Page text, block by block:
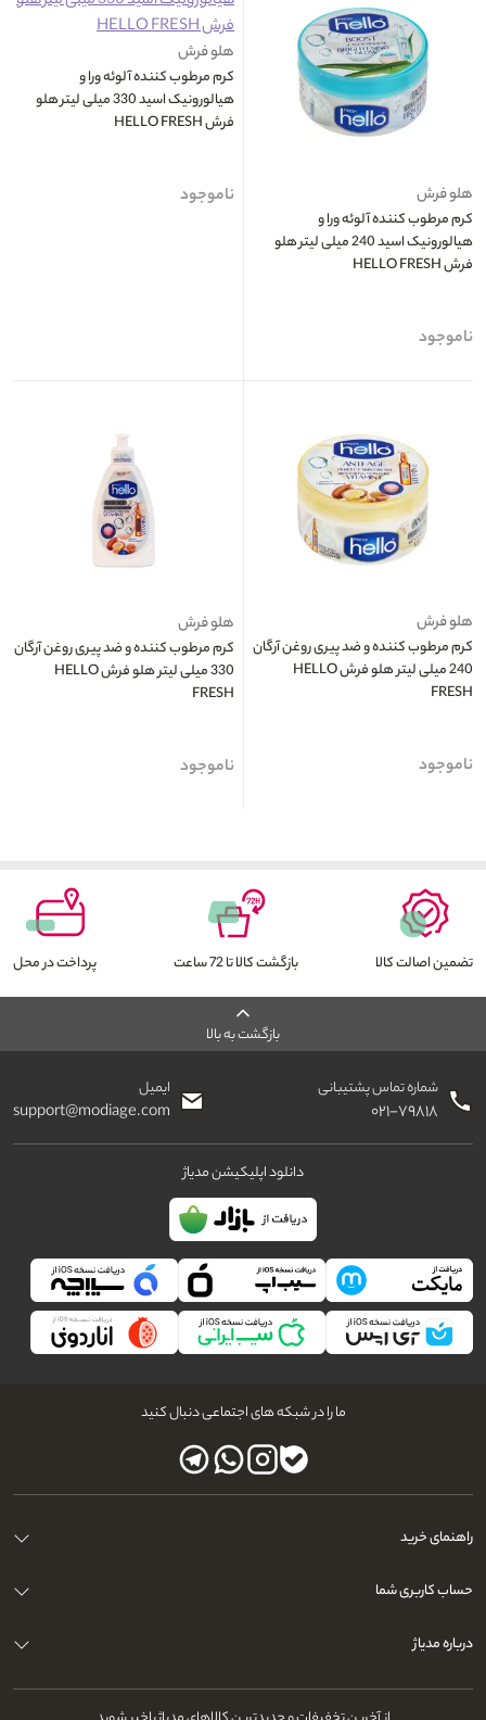
هلو فرش
کرم مرطوب کننده آلوئه ورا و
هيالورونيک اسيد 240 ميلی لیتر هلو
فرش HELLO FRESH
ناموجود
هلو فرش
کرم مرطوب کننده آلوئه ورا و
هيالورونيک اسيد 330 ميلی لیتر هلو
فرش HELLO FRESH
ناموجود
هلو فرش
کرم مرطوب کننده و ضد پیری روغن آرگان
240 میلی لیتر هلو فرش HELLO
FRESH
ناموجود
هلو فرش
کرم مرطوب کننده و ضد پیری روغن آرگان
330 میلی لیتر هلو فرش HELLO
FRESH
ناموجود
تضمین اصالت کالا بازگشت کالا تا 72 ساعت پرداخت در محل
بازگشت به بالا
شماره تماس پشتیبانی
۰۲۱-۷۹۸۱۸
ایمیل
support@modiage.com
دانلود اپلیکیشن مدیاژ
ما را در شبکه های اجتماعی دنبال کنید
راهنمای خرید
حساب کاربری شما
درباره مدیاژ